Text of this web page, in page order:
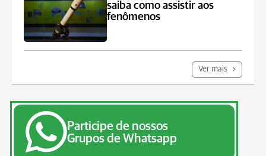
saiba como assistir aos
fenômenos
Ver mais
Participe de nossos
Grupos de Whatsapp